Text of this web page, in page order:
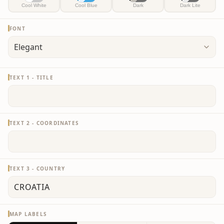
Cool White Cool Blue Dark Dark Lite
FONT
TEXT 1 - TITLE
TEXT 2 - COORDINATES
TEXT 3 - COUNTRY
MAP LABELS